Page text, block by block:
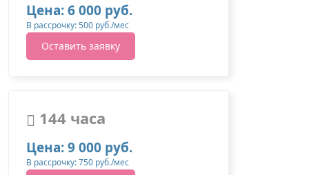
Цена: 6 000 руб.
В рассрочку: 500 руб./мес
Оставить заявку
144 часа
Цена: 9 000 руб.
В рассрочку: 750 руб./мес